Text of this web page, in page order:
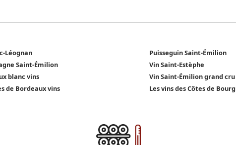
Léognan
Puisseguin Saint-Émilion
Saint-Émilion
Vin Saint-Estèphe
blanc vins
Vin Saint-Émilion grand cru
de Bordeaux vins
Les vins des Côtes de Bourg